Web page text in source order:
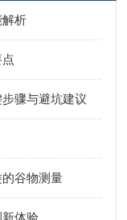
析
骤与避坑建议
谷物测量
体验